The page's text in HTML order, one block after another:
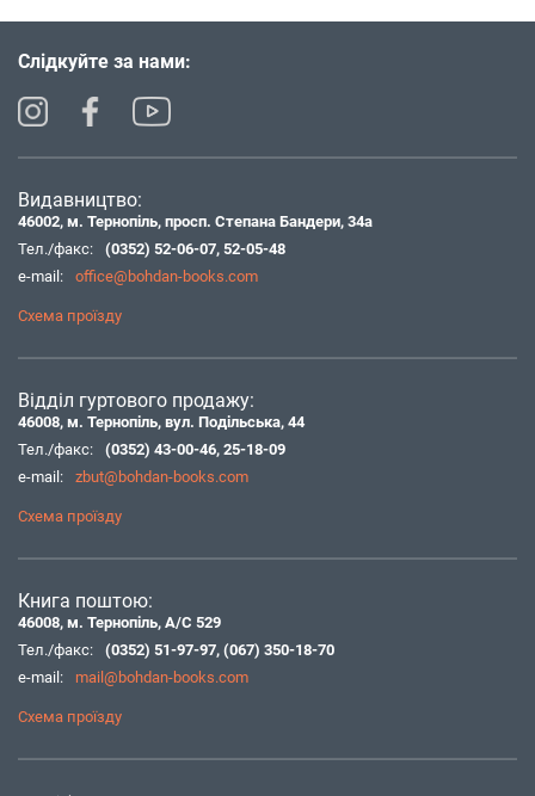
Слідкуйте за нами:
Видавництво:
46002, м. Тернопіль, просп. Степана Бандери, 34а
Тел./факс:
(0352) 52-06-07, 52-05-48
e-mail:
office@bohdan-books.com
Схема проїзду
Відділ гуртового продажу:
46008, м. Тернопіль, вул. Подільська, 44
Тел./факс:
(0352) 43-00-46, 25-18-09
e-mail:
zbut@bohdan-books.com
Схема проїзду
Книга поштою:
46008, м. Тернопіль, А/С 529
Тел./факс:
(0352) 51-97-97, (067) 350-18-70
e-mail:
mail@bohdan-books.com
Схема проїзду